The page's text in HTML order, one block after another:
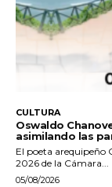
CULTURA
Oswaldo
asimilando las
El poeta arequipeño
2026 de la Cámara...
05/08/2026